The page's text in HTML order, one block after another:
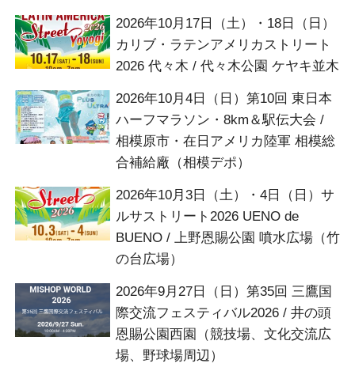
2026年10月17日（土）・18日（日）
カリブ・ラテンアメリカストリート
2026 代々木 / 代々木公園 ケヤキ並木
2026年10月4日（日）第10回 東日本
ハーフマラソン・8km＆駅伝大会 /
相模原市・在日アメリカ陸軍 相模総
合補給廠（相模デポ）
2026年10月3日（土）・4日（日）サ
ルサストリート2026 UENO de
BUENO / 上野恩賜公園 噴水広場（竹
の台広場）
2026年9月27日（日）第35回 三鷹国
際交流フェスティバル2026 / 井の頭
恩賜公園西園（競技場、文化交流広
場、野球場周辺）